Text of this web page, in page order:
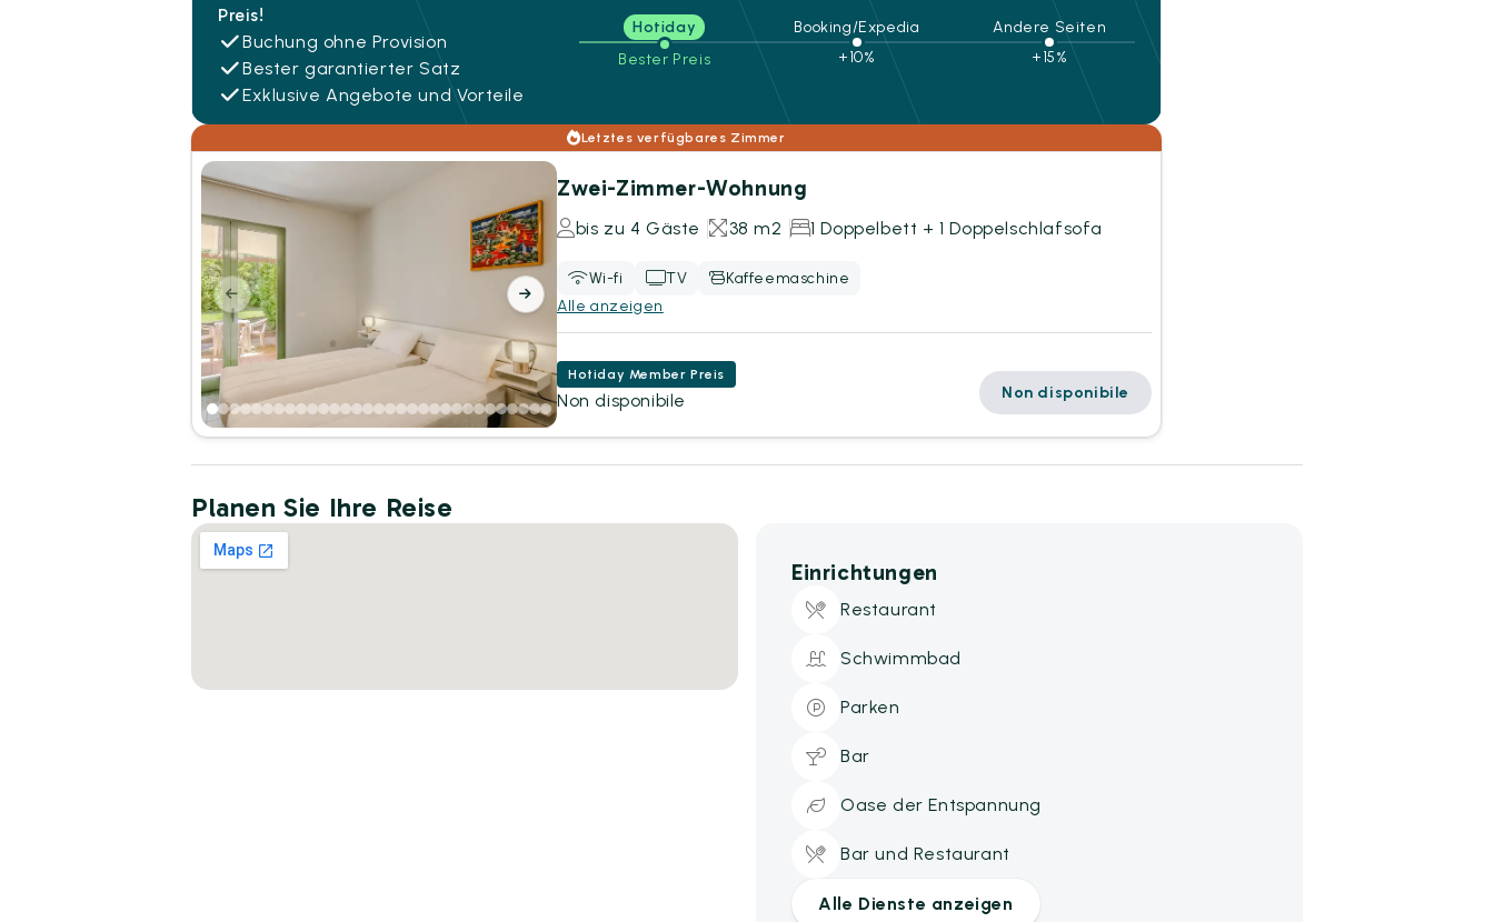
Preis!
Buchung ohne Provision
Bester garantierter Satz
Exklusive Angebote und Vorteile
Hotiday
Bester Preis
Booking/Expedia
+10%
Andere Seiten
+15%
Letztes verfügbares Zimmer
Zwei-Zimmer-Wohnung
bis zu 4 Gäste 38 m2 1 Doppelbett + 1 Doppelschlafsofa
Wi-fi TV
Kaffeemaschine
Alle anzeigen
Hotiday Member Preis
Non disponibile Non disponibile
Planen Sie Ihre Reise
Einrichtungen
Restaurant
Schwimmbad
Parken
Bar
Oase der Entspannung
Bar und Restaurant
Alle Dienste anzeigen